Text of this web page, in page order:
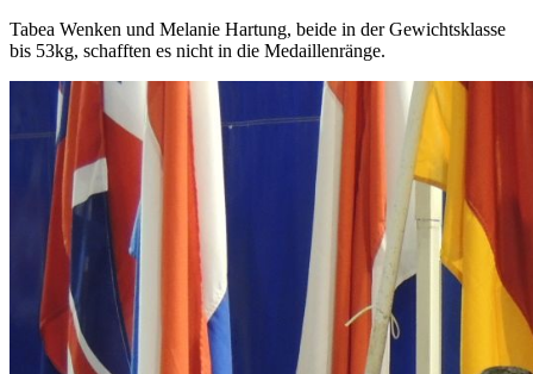
Tabea Wenken und Melanie Hartung, beide in der Gewichtsklasse
bis 53kg, schafften es nicht in die Medaillenränge.